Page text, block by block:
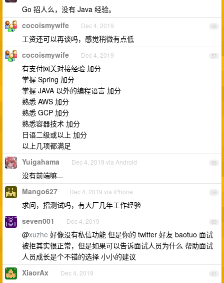
Go 招人么，没有 Java 经验。
56
cocoismywife Dec 4, 2019
工资还可以再谈吗，感觉稍微有点低
57
cocoismywife Dec 4, 2019
有支付网关对接经验 加分
掌握 Spring 加分
掌握 JAVA 以外的编程语言 加分
熟悉 AWS 加分
熟悉 GCP 加分
熟悉容器技术 加分
日语二级或以上 加分
以上几项都满足
58
Yuigahama Dec 4, 2019 via Android
没有前端嘛...
59
Mango627 Dec 4, 2019 via iPhone
求问，招测试吗，有大厂几年工作经验
60
seven001 Dec 4, 2019
@xuzhe 好像没有私信功能 但是你的 twitter 好友 baotuo 面试
被拒其实很正常，但是如果可以告诉面试人员为什么 帮助面试
人员成长是个不错的选择 小小的建议
61
XiaorAx Dec 4, 2019